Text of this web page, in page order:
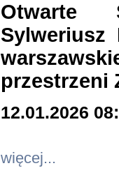
Otwarte
Sylweriusz
przestrzeni
12.01.2026
więcej...